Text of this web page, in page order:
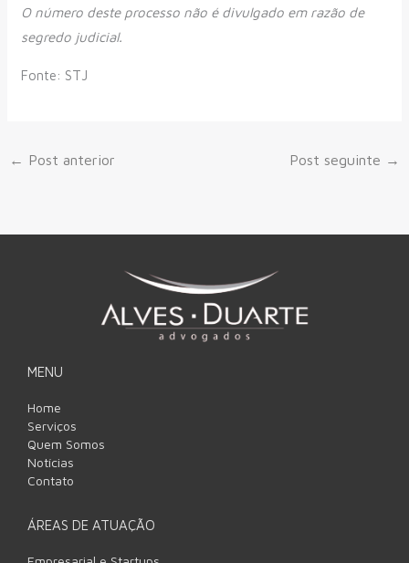
O número deste processo não é divulgado em razão de
segredo judicial.
Fonte: STJ
← Post anterior Post seguinte →
MENU
Home
Serviços
Quem Somos
Notícias
Contato
ÁREAS DE ATUAÇÃO